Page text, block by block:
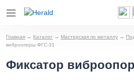
Главная → Каталог → Мастерская по металлу →
виброопоры ФГС-31
Фиксатор